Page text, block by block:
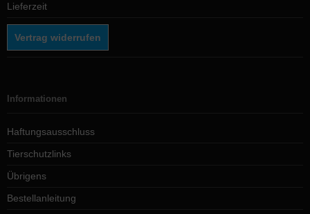
Lieferzeit
Vertrag widerrufen
Informationen
Haftungsausschluss
Tierschutzlinks
Übrigens
Bestellanleitung